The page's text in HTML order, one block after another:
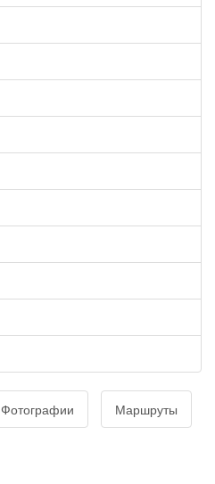
Фотографии Маршруты